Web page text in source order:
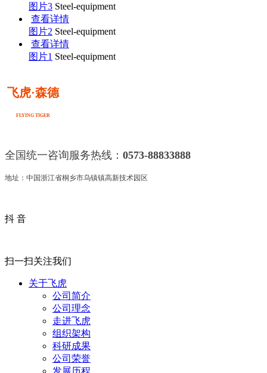
图片3 Steel-equipment
查看详情
图片2 Steel-equipment
查看详情
图片1 Steel-equipment
飞虎·森德
FLYING TIGER
全国统一咨询服务热线： 0573-88833888
地址：中国浙江省桐乡市乌镇镇高新技术园区
抖 音
扫一扫关注我们
关于飞虎
公司简介
公司理念
走进飞虎
组织架构
科研成果
公司荣誉